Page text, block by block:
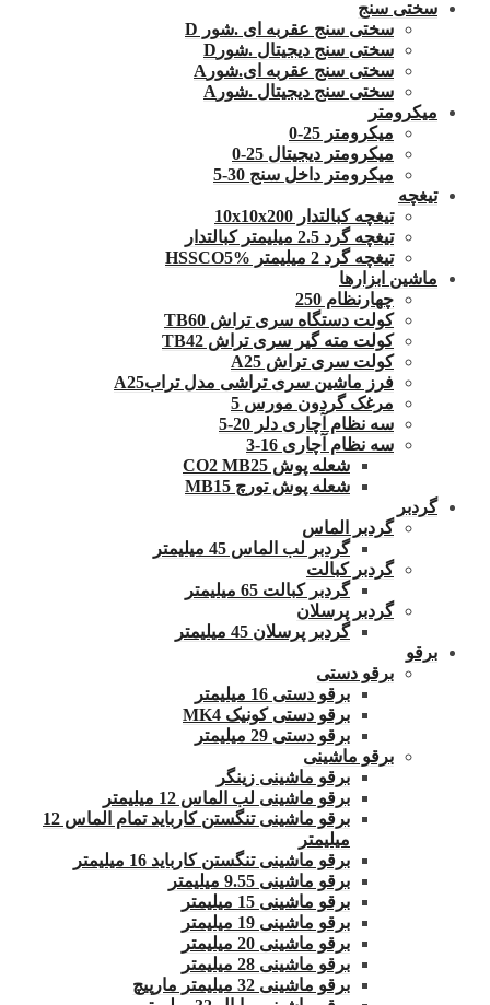
سختی سنج
سختی سنج عقربه ای .شور D
سختی سنج دیجیتال .شورD
سختی سنج عقربه ای.شورA
سختی سنج دیجیتال .شورA
میکرومتر
میکرومتر 25-0
میکرومتر دیجیتال 25-0
میکرومتر داخل سنج 30-5
تیغچه
تیغچه کبالتدار 10x10x200
تیغچه گرد 2.5 میلیمتر کبالتدار
تیغچه گرد 2 میلیمتر HSSCO5%
ماشین ابزارها
چهارنظام 250
کولت دستگاه سری تراش TB60
کولت مته گیر سری تراش TB42
کولت سری تراش A25
فرز ماشین سری تراشی مدل ترابA25
مرغک گردون مورس 5
سه نظام آچاری دلر 20-5
سه نظام آچاری 16-3
شعله پوش CO2 MB25
شعله پوش تورچ MB15
گردبر
گردبر الماس
گردبر لب الماس 45 میلیمتر
گردبر کبالت
گردبر کبالت 65 میلیمتر
گردبر پرسلان
گردبر پرسلان 45 میلیمتر
برقو
برقو دستی
برقو دستی 16 میلیمتر
برقو دستی کونیک MK4
برقو دستی 29 میلیمتر
برقو ماشینی
برقو ماشینی زینگر
برقو ماشینی لب الماس 12 میلیمتر
برقو ماشینی تنگستن کارباید تمام الماس 12
میلیمتر
برقو ماشینی تنگستن کارباید 16 میلیمتر
برقو ماشینی 9.55 میلیمتر
برقو ماشینی 15 میلیمتر
برقو ماشینی 19 میلیمتر
برقو ماشینی 20 میلیمتر
برقو ماشینی 28 میلیمتر
برقو ماشینی 32 میلیمتر مارپیچ